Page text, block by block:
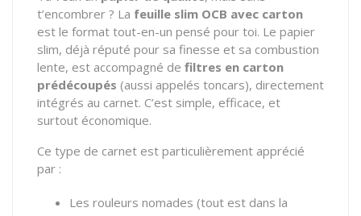
t’encombrer ? La feuille slim OCB avec carton
est le format tout-en-un pensé pour toi. Le papier
slim, déjà réputé pour sa finesse et sa combustion
lente, est accompagné de filtres en carton
prédécoupés (aussi appelés toncars), directement
intégrés au carnet. C’est simple, efficace, et
surtout économique.
Ce type de carnet est particulièrement apprécié
par :
Les rouleurs nomades (tout est dans la